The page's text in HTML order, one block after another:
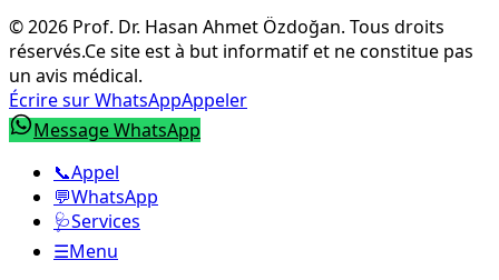
©2026 Prof. Dr. Hasan Ahmet Özdoğan. Tous droits
réservés.Ce site est à but informatif et ne constitue pas
un avis médical.
Écrire sur WhatsAppAppeler
Message WhatsApp
📞Appel
💬WhatsApp
🩺Services
☰Menu